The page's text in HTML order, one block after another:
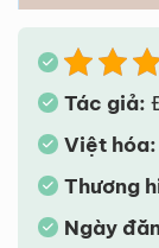
Tác giả:
Việt hóa:
Thương
Ngày